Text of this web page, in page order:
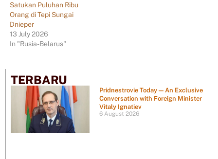
Satukan Puluhan Ribu
Orang di Tepi Sungai
Dnieper
13 July 2026
In "Rusia-Belarus"
TERBARU
Pridnestrovie Today — An Exclusive
Conversation with Foreign Minister
Vitaly Ignatiev
6 August 2026